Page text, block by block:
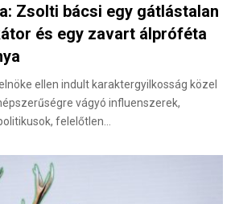
Zsolti bácsi egy gátlástalan
és egy zavart álpróféta
ellen indult karaktergyilkosság közel
vágyó influenszerek,
felelőtlen…